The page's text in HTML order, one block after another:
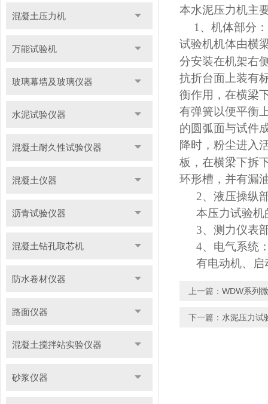
混凝土压力机
万能试验机
玻璃幕墙及玻璃仪器
水泥试验仪器
混凝土耐久性试验仪器
混凝土仪器
沥青试验仪器
混凝土钻孔取芯机
防水卷材仪器
路面仪器
混凝土搅拌站实验仪器
砂浆仪器
本水泥压力机主
1 、机体部分：
试验机机体由横
分安装在机架右
抗折台面上装有
衡作用，在横梁
有弹簧以便平衡
的圆弧面与试件
降时，粉尘进入
板，在横梁下拆
环形槽，并有漏
2、液压操纵
本压力试验
3、测力仪表
4、电气系统
有电动机、
上一篇： WDW系列
下一篇： 水泥压力试